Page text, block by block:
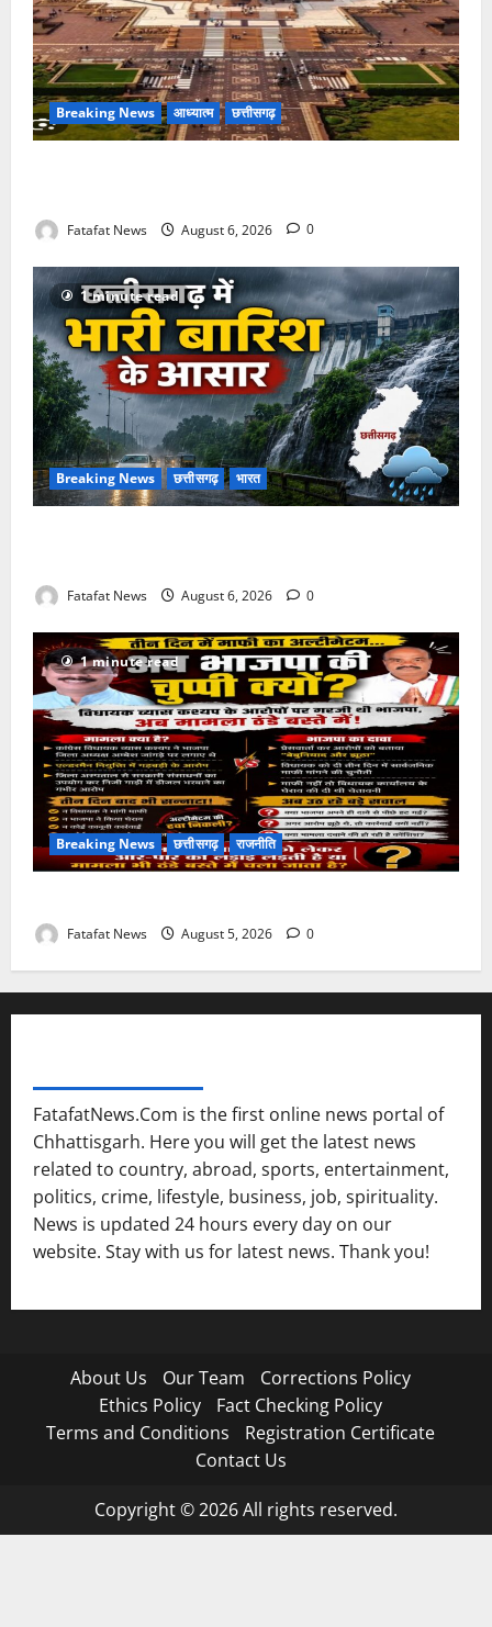
Breaking News आध्यात्म छत्तीसगढ़
Fatafat News August 6, 2026 0
1 minute read
Breaking News छत्तीसगढ़ भारत
Fatafat News August 6, 2026 0
1 minute read
Breaking News छत्तीसगढ़ राजनीति
Fatafat News August 5, 2026 0
FatafatNews.Com is the first online news portal of
Chhattisgarh. Here you will get the latest news
related to country, abroad, sports, entertainment,
politics, crime, lifestyle, business, job, spirituality.
News is updated 24 hours every day on our
website. Stay with us for latest news. Thank you!
About Us Our Team
Corrections Policy
Ethics Policy
Fact Checking Policy
Terms and Conditions
Registration Certificate
Contact Us
Copyright © 2026 All rights reserved.